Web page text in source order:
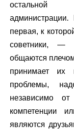
остальной
первая, к
советники, —
общаются
принимает
проблемы,
независимо
компетенции
являются